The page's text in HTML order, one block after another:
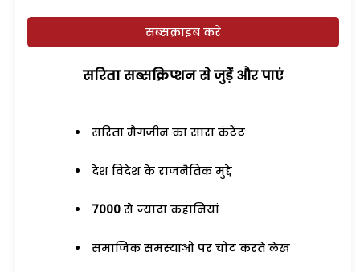
सब्सक्राइब करें
सरिता सब्सक्रिप्शन से जुड़ेें और पाएं
सरिता मैगजीन का सारा कंटेंट
देश विदेश के राजनैतिक मुद्दे
7000 से ज्यादा कहानियां
समाजिक समस्याओं पर चोट करते लेख